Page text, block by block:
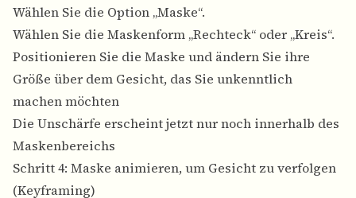
Wählen Sie die Option „Maske“.
Wählen Sie die Maskenform „Rechteck“ oder „Kreis“.
Positionieren Sie die Maske und ändern Sie ihre
Größe über dem Gesicht, das Sie unkenntlich
machen möchten
Die Unschärfe erscheint jetzt nur noch innerhalb des
Maskenbereichs
Schritt 4: Maske animieren, um Gesicht zu verfolgen
(Keyframing)